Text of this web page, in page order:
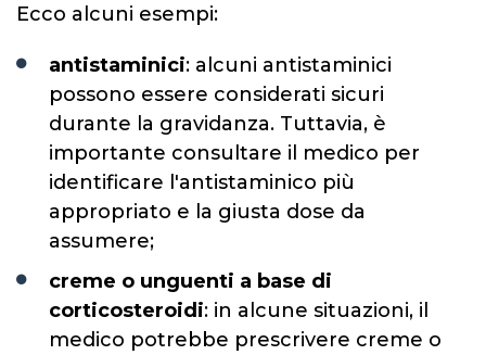
Ecco alcuni esempi:
antistaminici: alcuni antistaminici
possono essere considerati sicuri
durante la gravidanza. Tuttavia, è
importante consultare il medico per
identificare l'antistaminico più
appropriato e la giusta dose da
assumere;
creme o unguenti a base di
corticosteroidi: in alcune situazioni, il
medico potrebbe prescrivere creme o